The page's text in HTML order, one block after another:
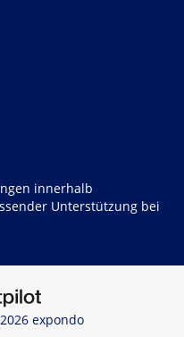
innerhalb
Unterstützung bei
expondo